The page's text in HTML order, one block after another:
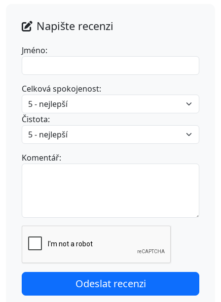
Napište recenzi
Jméno:
Celková spokojenost:
Čistota:
Komentář: